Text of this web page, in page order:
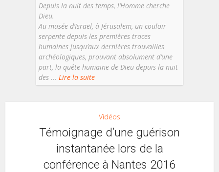
Depuis la nuit des temps, l’Homme cherche
Dieu.
Au musée d’Israël, à Jérusalem, un couloir
serpente depuis les premières traces
humaines jusqu’aux dernières trouvailles
archéologiques, prouvant absolument d’une
part, la quête humaine de Dieu depuis la nuit
des ... Lire la suite
Vidéos
Témoignage d’une guérison
instantanée lors de la
conférence à Nantes 2016